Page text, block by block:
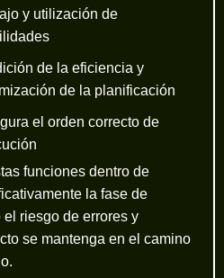
y utilización de
de la eficiencia y
de la planificación
el orden correcto de
funciones dentro de
la fase de
riesgo de errores y
se mantenga en el camino